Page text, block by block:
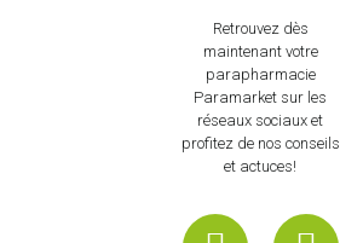
Retrouvez dès
maintenant votre
parapharmacie
Paramarket sur les
réseaux sociaux et
profitez de nos conseils
et actuces!